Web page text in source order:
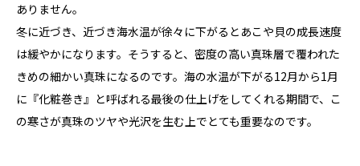
ありません。
冬に近づき、近づき海水温が徐々に下がるとあこや貝の成長速度
は緩やかになります。そうすると、密度の高い真珠層で覆われた
きめの細かい真珠になるのです。海の水温が下がる12月から1月
に『化粧巻き』と呼ばれる最後の仕上げをしてくれる期間で、こ
の寒さが真珠のツヤや光沢を生む上でとても重要なのです。